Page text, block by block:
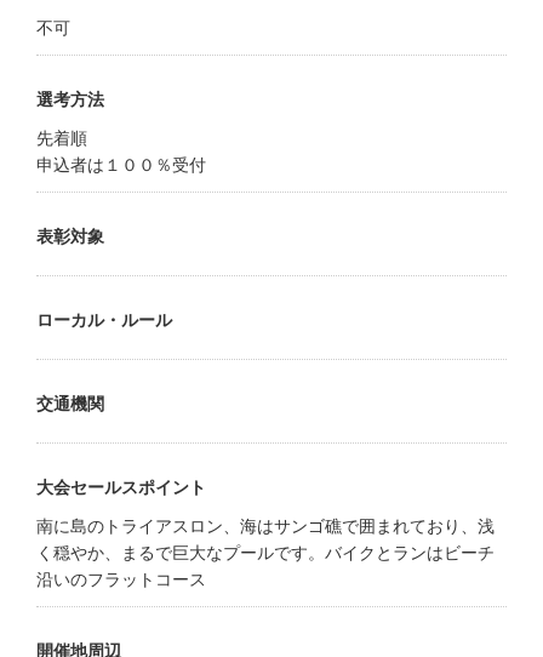
不可
選考方法
先着順
申込者は１００％受付
表彰対象
ローカル・ルール
交通機関
大会セールスポイント
南に島のトライアスロン、海はサンゴ礁で囲まれており、浅
く穏やか、まるで巨大なプールです。バイクとランはビーチ
沿いのフラットコース
開催地周辺